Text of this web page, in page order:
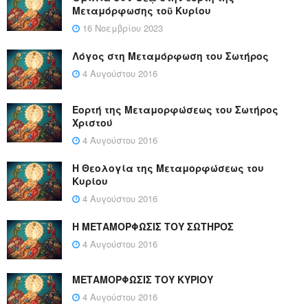
Μεταμόρφωσης τοῦ Κυρίου
16 Νοεμβρίου 2023
Λόγος στη Μεταμόρφωση του Σωτήρος
4 Αυγούστου 2016
Εορτή της Μεταμορφώσεως του Σωτήρος
Χριστού
4 Αυγούστου 2016
Η Θεολογία της Μεταμορφώσεως του
Κυρίου
4 Αυγούστου 2016
Η ΜΕΤΑΜΟΡΦΩΣΙΣ ΤΟΥ ΣΩΤΗΡΟΣ
4 Αυγούστου 2016
ΜΕΤΑΜΟΡΦΩΣΙΣ ΤΟΥ ΚΥΡΙΟΥ
4 Αυγούστου 2016